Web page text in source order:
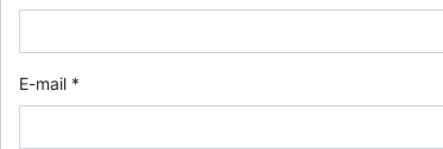
E-mail *